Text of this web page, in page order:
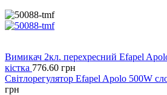
Вимикач 2кл. перехресний Efapel
кістка 776.60 грн
Світлорегулятор Efapel Apolo 500W
грн